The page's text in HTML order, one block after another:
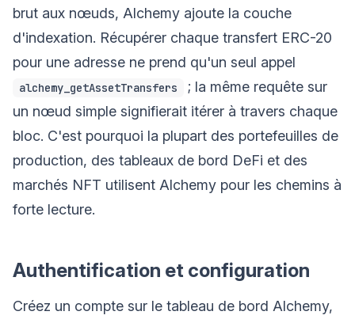
brut aux nœuds, Alchemy ajoute la couche
d'indexation. Récupérer chaque transfert ERC-20
pour une adresse ne prend qu'un seul appel
alchemy_getAssetTransfers
; la même requête sur
un nœud simple signifierait itérer à travers chaque
bloc. C'est pourquoi la plupart des portefeuilles de
production, des tableaux de bord DeFi et des
marchés NFT utilisent Alchemy pour les chemins à
forte lecture.
Authentification et configuration
Créez un compte sur le tableau de bord Alchemy,